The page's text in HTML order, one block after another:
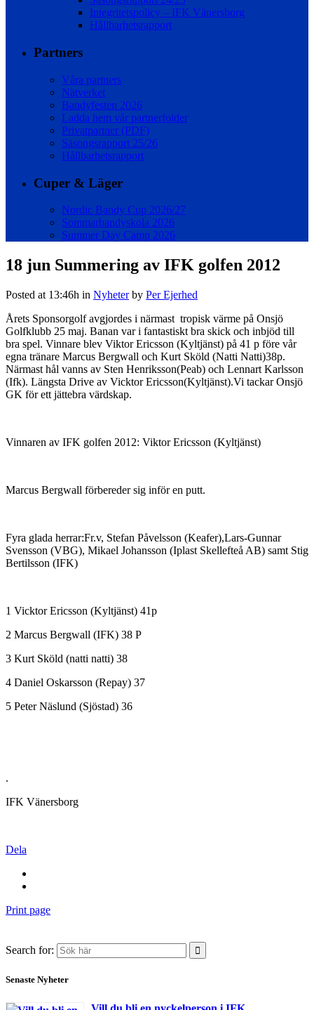
Integritetspolicy – IFK Vänersborg
Hållbarhetsrapport
Partners
Våra partners
Nätverket
Bandyfesten 2026
Ladda hem vår partnerfolder
Privatpartner (PDF)
Säsongsrapport 25/26
Hållbarhetsrapport
Cuper & Läger
Nordic Bandy Cup 2026/27
Sommarbandyskola 2026
Summer Day Camp 2026
18 jun Summering av IFK golfen 2012
Posted at 13:46h in Nyheter by Per Ejerhed
Årets Sponsorgolf avgjordes i närmast tropisk värme på Onsjö
Golfklubb 25 maj. Banan var i fantastiskt bra skick och inbjöd till
bra spel. Vinnare blev Viktor Ericsson (Kyltjänst) på 41 p före vår
egna tränare Marcus Bergwall och Kurt Sköld (Natti Natti)38p.
Närmast hål vanns av Sten Henriksson(Peab) och Lennart Karlsson
(Ifk). Längsta Drive av Vicktor Ericsson(Kyltjänst).Vi tackar Onsjö
GK för ett jättebra värdskap.
Vinnaren av IFK golfen 2012: Viktor Ericsson (Kyltjänst)
Marcus Bergwall förbereder sig inför en putt.
Fyra glada herrar:Fr.v, Stefan Påvelsson (Keafer),Lars-Gunnar
Svensson (VBG), Mikael Johansson (Iplast Skellefteå AB) samt Stig
Bertilsson (IFK)
1 Vicktor Ericsson (Kyltjänst) 41p
2 Marcus Bergwall (IFK) 38 P
3 Kurt Sköld (natti natti) 38
4 Daniel Oskarsson (Repay) 37
5 Peter Näslund (Sjöstad) 36
.
IFK Vänersborg
Dela
Print page
Search for:
Senaste Nyheter